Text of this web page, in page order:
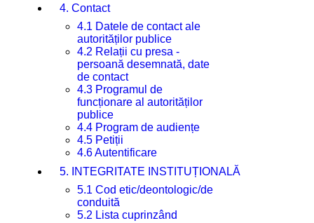
4. Contact
4.1 Datele de contact ale
autorităților publice
4.2 Relații cu presa -
persoană desemnată, date
de contact
4.3 Programul de
funcționare al autorităților
publice
4.4 Program de audiențe
4.5 Petiții
4.6 Autentificare
5. INTEGRITATE INSTITUȚIONALĂ
5.1 Cod etic/deontologic/de
conduită
5.2 Lista cuprinzând